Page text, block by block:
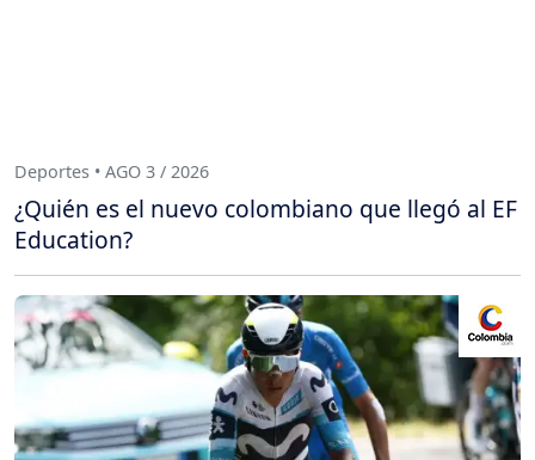
Deportes • AGO 3 / 2026
¿Quién es el nuevo colombiano que llegó al EF
Education?